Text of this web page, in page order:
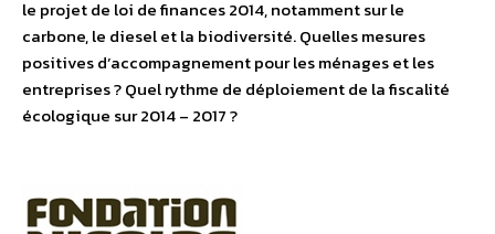
le projet de loi de finances 2014, notamment sur le
carbone, le diesel et la biodiversité. Quelles mesures
positives d’accompagnement pour les ménages et les
entreprises ? Quel rythme de déploiement de la fiscalité
écologique sur 2014 – 2017 ?